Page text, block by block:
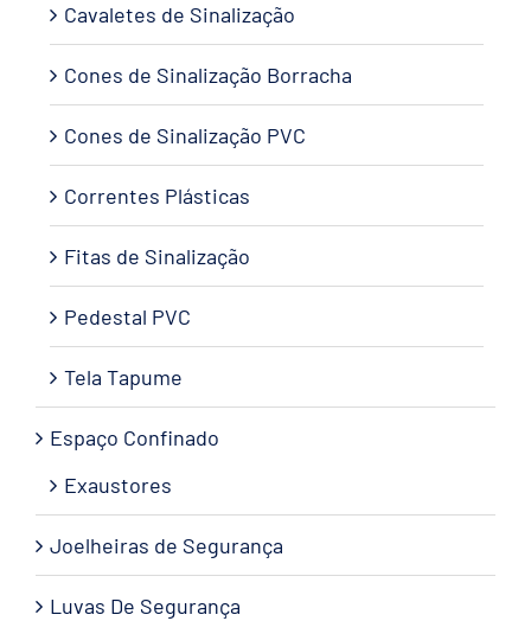
Cavaletes de Sinalização
Cones de Sinalização Borracha
Cones de Sinalização PVC
Correntes Plásticas
Fitas de Sinalização
Pedestal PVC
Tela Tapume
Espaço Confinado
Exaustores
Joelheiras de Segurança
Luvas De Segurança